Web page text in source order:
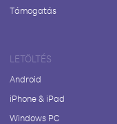
Támogatás
LETÖLTÉS
Android
iPhone & iPad
Windows PC